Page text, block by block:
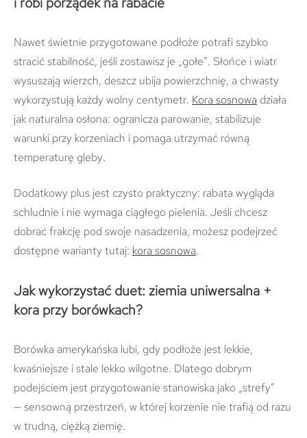
Nawet świetnie przygotowane podłoże potrafi szybko
stracić stabilność, jeśli zostawisz je „gołe”. Słońce i wiatr
wysuszają wierzch, deszcz ubija powierzchnię, a chwasty
wykorzystują każdy wolny centymetr. Kora sosnowa działa
jak naturalna osłona: ogranicza parowanie, stabilizuje
warunki przy korzeniach i pomaga utrzymać równą
temperaturę gleby.
Dodatkowy plus jest czysto praktyczny: rabata wygląda
schludnie i nie wymaga ciągłego pielenia. Jeśli chcesz
dobrać frakcję pod swoje nasadzenia, możesz podejrzeć
dostępne warianty tutaj: kora sosnowa.
Jak wykorzystać duet: ziemia uniwersalna +
kora przy borówkach?
Borówka amerykańska lubi, gdy podłoże jest lekkie,
kwaśniejsze i stale lekko wilgotne. Dlatego dobrym
podejściem jest przygotowanie stanowiska jako „strefy”
— sensowną przestrzeń, w której korzenie nie trafią od razu
w trudną, ciężką ziemię.